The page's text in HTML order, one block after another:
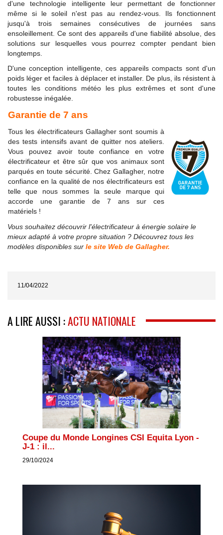
d'une technologie intelligente leur permettant de fonctionner
même si le soleil n'est pas au rendez-vous. Ils fonctionnent
jusqu'à trois semaines consécutives de journées sans
ensoleillement. Ce sont des appareils d'une fiabilité absolue, des
solutions sur lesquelles vous pourrez compter pendant bien
longtemps.
D'une conception intelligente, ces appareils compacts sont d'un
poids léger et faciles à déplacer et installer. De plus, ils résistent à
toutes les conditions météo les plus extrêmes et sont d'une
robustesse inégalée.
Garantie de 7 ans
Tous les électrificateurs Gallagher sont soumis à
des tests intensifs avant de quitter nos ateliers.
Vous pouvez avoir toute confiance en votre
électrificateur et être sûr que vos animaux sont
parqués en toute sécurité. Chez Gallagher, notre
confiance en la qualité de nos électrificateurs est
telle que nous sommes la seule marque qui
accorde une garantie de 7 ans sur ces
matériels !
Vous souhaitez découvrir l'électrificateur à énergie solaire le
mieux adapté à votre propre situation ? Découvrez tous les
modèles disponibles sur le site Web de Gallagher.
11/04/2022
A LIRE AUSSI :ACTU NATIONALE
Coupe du Monde Longines CSI Equita Lyon -
J-1 : il...
29/10/2024